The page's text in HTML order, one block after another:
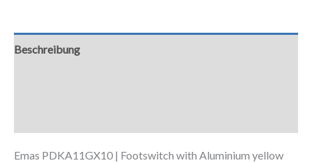
Beschreibung
Emas PDKA11GX10 | Footswitch with Aluminium yellow